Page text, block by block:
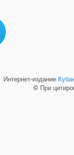
Интернет-издание
© При